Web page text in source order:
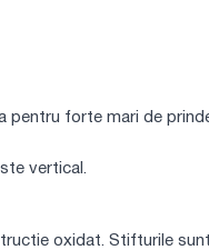
pentru forte mari de
vertical.
oxidat. Stifturile